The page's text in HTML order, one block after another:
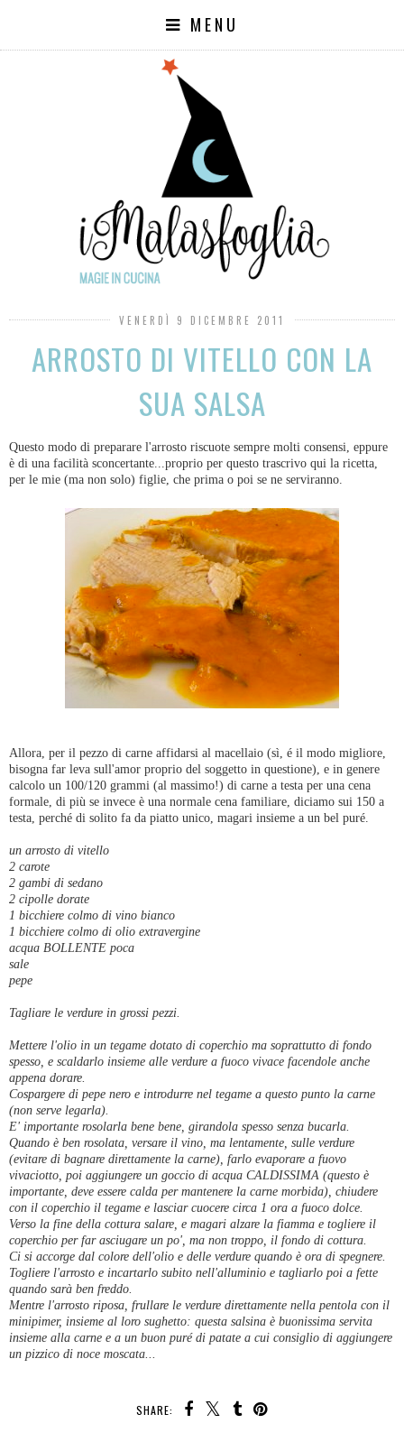
MENU
VENERDÌ 9 DICEMBRE 2011
ARROSTO DI VITELLO CON LA
SUA SALSA
Questo modo di preparare l'arrosto riscuote sempre molti consensi, eppure
è di una facilità sconcertante...proprio per questo trascrivo qui la ricetta,
per le mie (ma non solo) figlie, che prima o poi se ne serviranno.
Allora, per il pezzo di carne affidarsi al macellaio (sì, é il modo migliore,
bisogna far leva sull'amor proprio del soggetto in questione), e in genere
calcolo un 100/120 grammi (al massimo!) di carne a testa per una cena
formale, di più se invece è una normale cena familiare, diciamo sui 150 a
testa, perché di solito fa da piatto unico, magari insieme a un bel puré.
un arrosto di vitello
2 carote
2 gambi di sedano
2 cipolle dorate
1 bicchiere colmo di vino bianco
1 bicchiere colmo di olio extravergine
acqua BOLLENTE poca
sale
pepe
Tagliare le verdure in grossi pezzi.
Mettere l'olio in un tegame dotato di coperchio ma soprattutto di fondo
spesso, e scaldarlo insieme alle verdure a fuoco vivace facendole anche
appena dorare.
Cospargere di pepe nero e introdurre nel tegame a questo punto la carne
(non serve legarla).
E' importante rosolarla bene bene, girandola spesso senza bucarla.
Quando è ben rosolata, versare il vino, ma lentamente, sulle verdure
(evitare di bagnare direttamente la carne), farlo evaporare a fuovo
vivaciotto, poi aggiungere un goccio di acqua CALDISSIMA (questo è
importante, deve essere calda per mantenere la carne morbida), chiudere
con il coperchio il tegame e lasciar cuocere circa 1 ora a fuoco dolce.
Verso la fine della cottura salare, e magari alzare la fiamma e togliere il
coperchio per far asciugare un po', ma non troppo, il fondo di cottura.
Ci si accorge dal colore dell'olio e delle verdure quando è ora di spegnere.
Togliere l'arrosto e incartarlo subito nell'alluminio e tagliarlo poi a fette
quando sarà ben freddo.
Mentre l'arrosto riposa, frullare le verdure direttamente nella pentola con il
minipimer, insieme al loro sughetto: questa salsina è buonissima servita
insieme alla carne e a un buon puré di patate a cui consiglio di aggiungere
un pizzico di noce moscata...
SHARE: